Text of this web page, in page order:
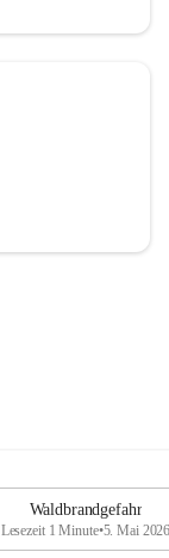
Waldbrandgefahr
Lesezeit 1 Minute•5. Mai